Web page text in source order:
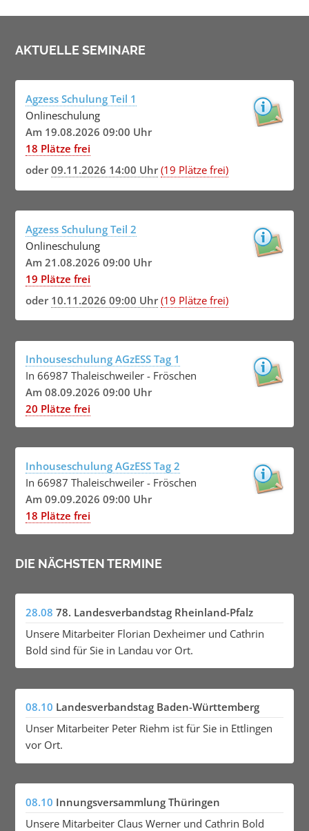
AKTUELLE SEMINARE
Agzess Schulung Teil 1
Onlineschulung
Am 19.08.2026 09:00 Uhr
18 Plätze frei
oder09.11.2026 14:00 Uhr (19 Plätze frei)
Agzess Schulung Teil 2
Onlineschulung
Am 21.08.2026 09:00 Uhr
19 Plätze frei
oder 10.11.2026 09:00 Uhr (19 Plätze frei)
Inhouseschulung AGzESS Tag 1
In 66987 Thaleischweiler - Fröschen
Am 08.09.2026 09:00 Uhr
20 Plätze frei
Inhouseschulung AGzESS Tag 2
In 66987 Thaleischweiler - Fröschen
Am 09.09.2026 09:00 Uhr
18 Plätze frei
DIE NÄCHSTEN TERMINE
28.08 78. Landesverbandstag Rheinland-Pfalz
Unsere Mitarbeiter Florian Dexheimer und Cathrin
Bold sind für Sie in Landau vor Ort.
08.10 Landesverbandstag Baden-Württemberg
Unser Mitarbeiter Peter Riehm ist für Sie in Ettlingen
vor Ort.
08.10 Innungsversammlung Thüringen
Unsere Mitarbeiter Claus Werner und Cathrin Bold